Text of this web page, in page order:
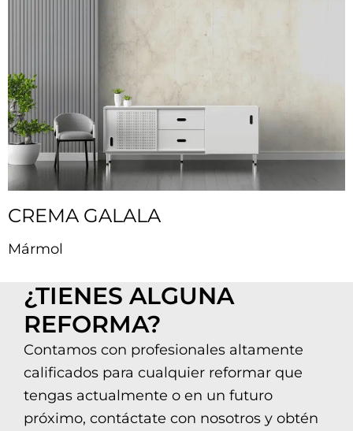
CREMA GALALA
Mármol
¿TIENES ALGUNA
REFORMA?
Contamos con profesionales altamente
calificados para cualquier reformar que
tengas actualmente o en un futuro
próximo, contáctate con nosotros y obtén